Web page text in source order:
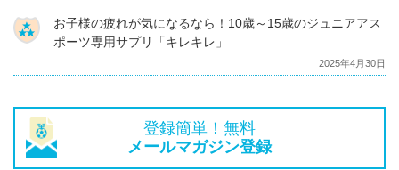
お子様の疲れが気になるなら！10歳～15歳のジュニアアス
ポーツ専用サプリ「キレキレ」
2025年4月30日
登録簡単！無料
メールマガジン登録